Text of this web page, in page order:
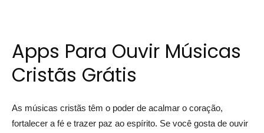
Apps Para Ouvir Músicas
Cristãs Grátis
As músicas cristãs têm o poder de acalmar o coração,
fortalecer a fé e trazer paz ao espírito. Se você gosta de ouvir